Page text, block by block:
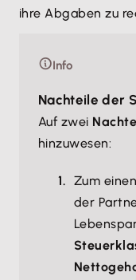
ihre Abgaben zu
Info
Nachteile der
Auf zwei
hinzuwesen:
Zum
der